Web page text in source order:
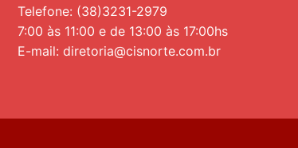
Telefone: (38)3231-2979
7:00 às 11:00 e de 13:00 às 17:00hs
E-mail: diretoria@cisnorte.com.br